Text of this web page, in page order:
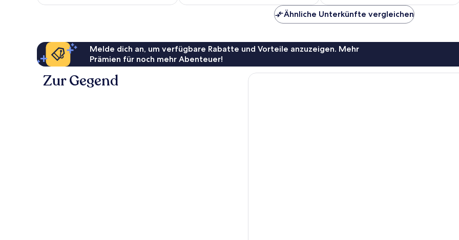
Ähnliche Unterkünfte vergleichen
Melde dich an, um verfügbare Rabatte und Vorteile anzuzeigen. Mehr
Prämien für noch mehr Abenteuer!
Zur Gegend